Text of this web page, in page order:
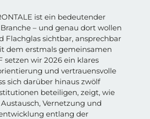
ist ein bedeutender
– und genau dort wollen
Flachglas sichtbar, ansprechbar
dem erstmals gemeinsamen
setzen wir 2026 ein klares
und vertrauensvolle
sich darüber hinaus zwölf
beteiligen, zeigt, wie
Vernetzung und
entlang der